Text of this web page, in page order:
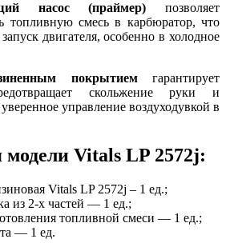
насос (праймер) позволяет
топливную смесь в карбюратор, что
двигателя, особенно в холодное
покрытиемгарантирует
скольжение руки и
управление воздуходувкой в
Vitals LP 2572j:
Vitals LP 2572j – 1 ед.;
из 2-х частей — 1 ед.;
топливной смеси — 1 ед.;
— 1 ед.